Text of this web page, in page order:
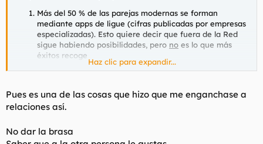
Más del 50 % de las parejas modernas se forman
mediante apps de ligue (cifras publicadas por empresas
especializadas). Esto quiere decir que fuera de la Red
sigue habiendo posibilidades, pero no es lo que más
éxitos recoge
Acercarse a alguien de quien no se sabe nada lleva su
y hay que andar con ciudado
En viajes menos posibilidades ya que las mujeres buscan
muy interesantes que digamos (también en general)
Ligar en el supermercado, en la gasolinera o en sitios así
Haz clic para expandir...
Pues es una de las cosas que hizo que me enganchase a
relaciones así.
No dar la brasa